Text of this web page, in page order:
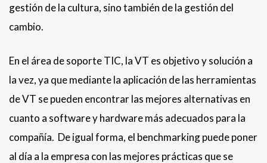
gestión de la cultura, sino también de la gestión del
cambio.
En el área de soporte TIC, la VT es objetivo y solución a
la vez, ya que mediante la aplicación de las herramientas
de VT se pueden encontrar las mejores alternativas en
cuanto a software y hardware más adecuados para la
compañía. De igual forma, el benchmarking puede poner
al día a la empresa con las mejores prácticas que se